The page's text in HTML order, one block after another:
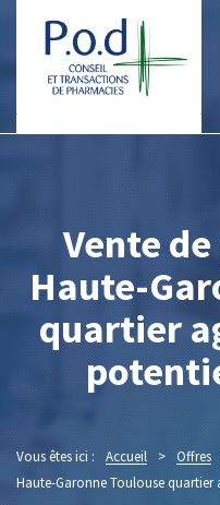
Vente
Haute-
quartier
Vous êtes ici : Accueil > Offres
Haute-Garonne Toulouse quartier